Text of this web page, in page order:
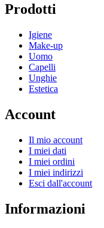
Prodotti
Igiene
Make-up
Uomo
Capelli
Unghie
Estetica
Account
Il mio account
I miei dati
I miei ordini
I miei indirizzi
Esci dall'account
Informazioni